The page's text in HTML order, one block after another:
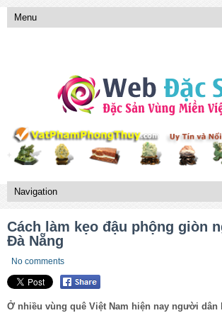
Cách làm kẹo đậu phộng giòn
Đà Nẵng
No comments
Ở nhiều vùng quê Việt Nam hiện nay người dân